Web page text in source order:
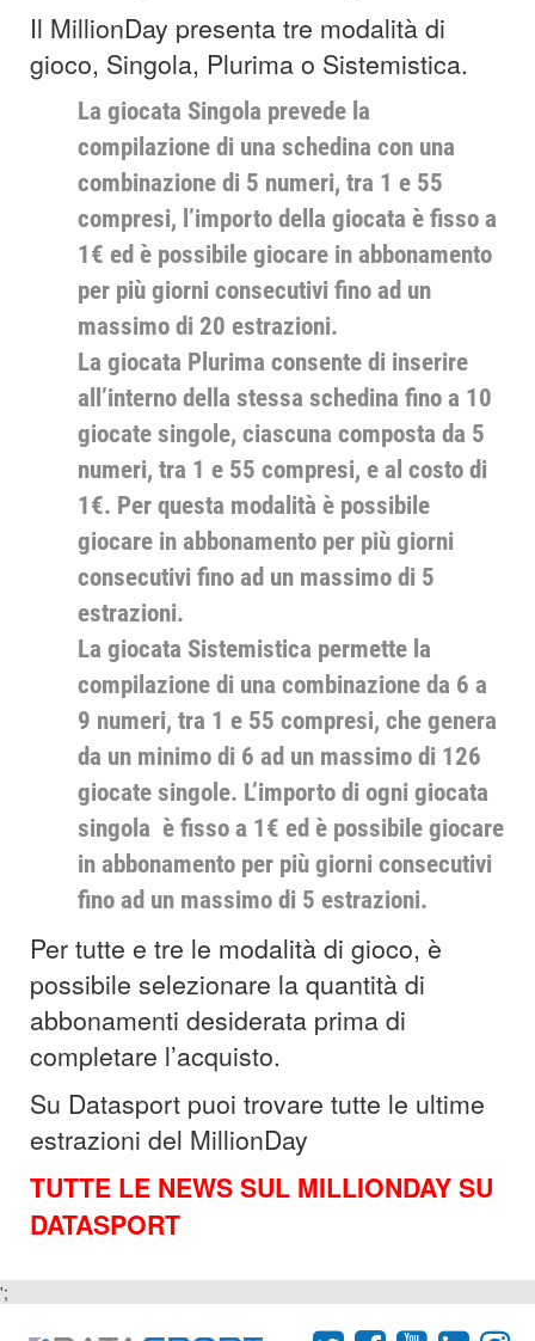
Il MillionDay presenta tre modalità di
gioco, Singola, Plurima o Sistemistica.
La giocata Singola prevede la
compilazione di una schedina con una
combinazione di 5 numeri, tra 1 e 55
compresi, l’importo della giocata è fisso a
1€ ed è possibile giocare in abbonamento
per più giorni consecutivi fino ad un
massimo di 20 estrazioni.
La giocata Plurima consente di inserire
all’interno della stessa schedina fino a 10
giocate singole, ciascuna composta da 5
numeri, tra 1 e 55 compresi, e al costo di
1€. Per questa modalità è possibile
giocare in abbonamento per più giorni
consecutivi fino ad un massimo di 5
estrazioni.
La giocata Sistemistica permette la
compilazione di una combinazione da 6 a
9 numeri, tra 1 e 55 compresi, che genera
da un minimo di 6 ad un massimo di 126
giocate singole. L’importo di ogni giocata
singola è fisso a 1€ ed è possibile giocare
in abbonamento per più giorni consecutivi
fino ad un massimo di 5 estrazioni.
Per tutte e tre le modalità di gioco, è
possibile selezionare la quantità di
abbonamenti desiderata prima di
completare l’acquisto.
Su Datasport puoi trovare tutte le ultime
estrazioni del MillionDay
TUTTE LE NEWS SUL MILLIONDAY SU
DATASPORT
';